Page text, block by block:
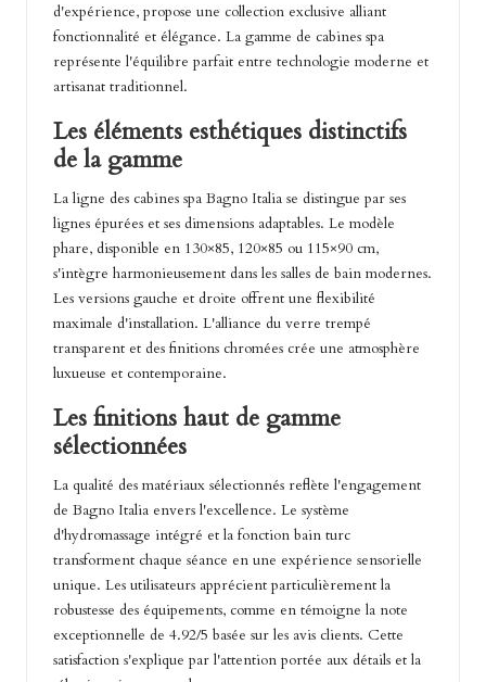
d'expérience, propose une collection exclusive alliant
fonctionnalité et élégance. La gamme de cabines spa
représente l'équilibre parfait entre technologie moderne et
artisanat traditionnel.
Les éléments esthétiques distinctifs
de la gamme
La ligne des cabines spa Bagno Italia se distingue par ses
lignes épurées et ses dimensions adaptables. Le modèle
phare, disponible en 130×85, 120×85 ou 115×90 cm,
s'intègre harmonieusement dans les salles de bain modernes.
Les versions gauche et droite offrent une flexibilité
maximale d'installation. L'alliance du verre trempé
transparent et des finitions chromées crée une atmosphère
luxueuse et contemporaine.
Les finitions haut de gamme
sélectionnées
La qualité des matériaux sélectionnés reflète l'engagement
de Bagno Italia envers l'excellence. Le système
d'hydromassage intégré et la fonction bain turc
transforment chaque séance en une expérience sensorielle
unique. Les utilisateurs apprécient particulièrement la
robustesse des équipements, comme en témoigne la note
exceptionnelle de 4.92/5 basée sur les avis clients. Cette
satisfaction s'explique par l'attention portée aux détails et la